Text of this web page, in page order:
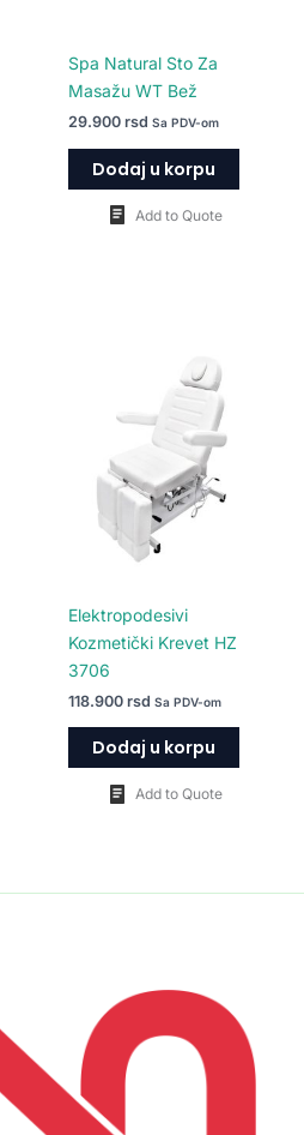
Spa Natural Sto Za
Masažu WT Bež
29.900 rsd Sa PDV-om
Dodaj u korpu
Add to Quote
Elektropodesivi
Kozmetički Krevet HZ
3706
118.900 rsd Sa PDV-om
Dodaj u korpu
Add to Quote